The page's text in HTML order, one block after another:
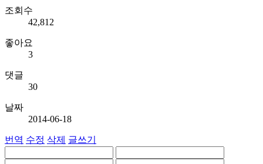
조회수
42,812
좋아요
3
댓글
30
날짜
2014-06-18
번역 수정 삭제 글쓰기